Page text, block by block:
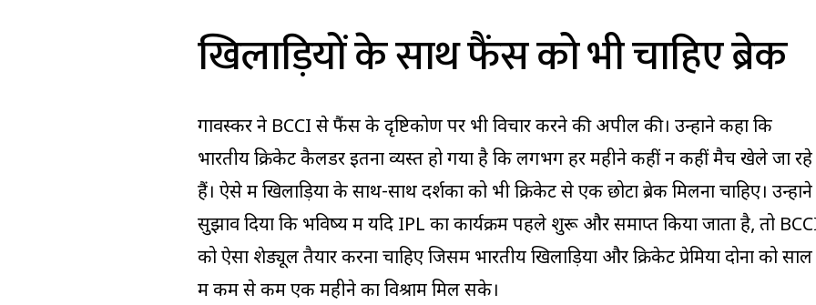
खिलाड़ियों के साथ फैंस को भी चाहिए ब्रेक
गावस्कर ने BCCI से फैंस के दृष्टिकोण पर भी विचार करने की अपील की। उन्होंने कहा कि
भारतीय क्रिकेट कैलेंडर इतना व्यस्त हो गया है कि लगभग हर महीने कहीं न कहीं मैच खेले जा रहे
हैं। ऐसे में खिलाड़ियों के साथ-साथ दर्शकों को भी क्रिकेट से एक छोटा ब्रेक मिलना चाहिए। उन्होंने
सुझाव दिया कि भविष्य में यदि IPL का कार्यक्रम पहले शुरू और समाप्त किया जाता है, तो
को ऐसा शेड्यूल तैयार करना चाहिए जिसमें भारतीय खिलाड़ियों और क्रिकेट प्रेमियों दोनों को साल
में कम से कम एक महीने का विश्राम मिल सके।